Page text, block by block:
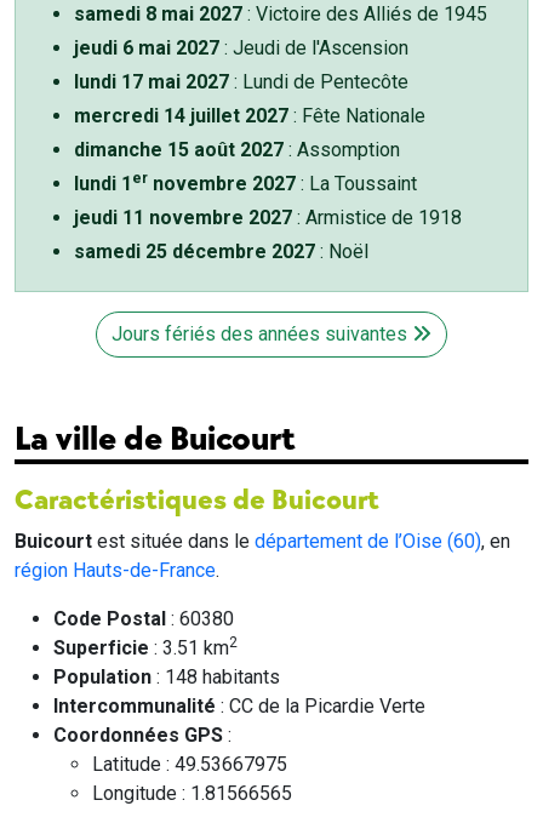
samedi 8 mai 2027 : Victoire des Alliés de 1945
jeudi 6 mai 2027 : Jeudi de l'Ascension
lundi 17 mai 2027 : Lundi de Pentecôte
mercredi 14 juillet 2027 : Fête Nationale
dimanche 15 août 2027 : Assomption
lundi 1 er novembre 2027 : La Toussaint
jeudi 11 novembre 2027 : Armistice de 1918
samedi 25 décembre 2027 : Noël
Jours fériés des années suivantes
La ville de Buicourt
Caractéristiques de Buicourt
Buicourt est située dans le département de l’Oise (60), en
région Hauts-de-France.
Code Postal : 60380
Superficie : 3.51 km2
Population : 148 habitants
Intercommunalité : CC de la Picardie Verte
Coordonnées GPS :
Latitude : 49.53667975
Longitude : 1.81566565